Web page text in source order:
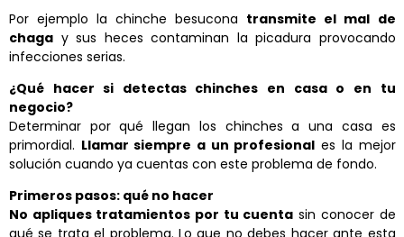
Por ejemplo la chinche besucona transmite el mal de
chaga y sus heces contaminan la picadura provocando
infecciones serias.
¿Qué hacer si detectas chinches en casa o en tu
negocio?
Determinar por qué llegan los chinches a una casa es
primordial. Llamar siempre a un profesional es la mejor
solución cuando ya cuentas con este problema de fondo.
Primeros pasos: qué no hacer
No apliques tratamientos por tu cuenta sin conocer de